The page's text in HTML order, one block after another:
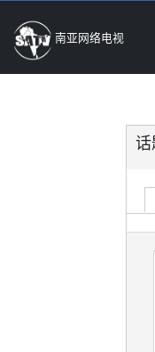
南亚网络电视
话